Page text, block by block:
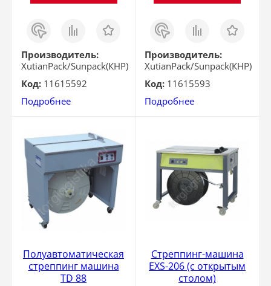
Заказ
в 1
клик
Сравнить Отложить
Производитель:
XutianPack/Sunpack(КНР)
Код: 11615592
Подробнее
Заказ
в 1
клик
Сравнить Отложить
Производитель:
XutianPack/Sunpack(КНР)
Код: 11615593
Подробнее
Полуавтоматическая
стреппинг машина
TD 88
Стреппинг-машина
EXS-206 (с открытым
столом)